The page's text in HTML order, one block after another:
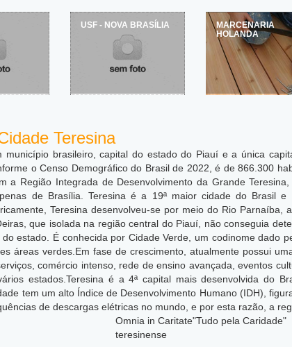
USF - NOVA BRASÍLIA
MARCENARIA
HOLANDA
Teresina
município brasileiro, capital do estado do Piauí e a única
o Censo Demográfico do Brasil de 2022, é de 866.300
a Região Integrada de Desenvolvimento da Grande
de Brasília. Teresina é a 19ª maior cidade do Brasil
Teresina desenvolveu-se por meio do Rio
que isolada na região central do Piauí, não conseguia
estado. É conhecida por Cidade Verde, um codinome dado
áreas verdes.Em fase de crescimento, atualmente possui
comércio intenso, rede de ensino avançada, eventos
estados.Teresina é a 4ª capital mais desenvolvida do
tem um alto Índice de Desenvolvimento Humano (IDH),
de descargas elétricas no mundo, e por esta razão, a
Omnia in Caritate"Tudo pela Caridade"
teresinense